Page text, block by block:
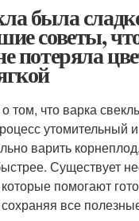
была
советы,
потеряла
том, что варка
утомительный
варить
Существует
помогают
все